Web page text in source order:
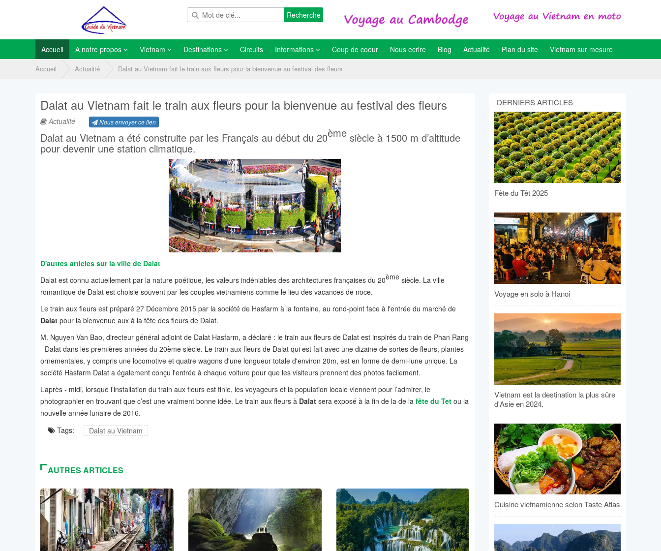
Recherche
Accueil A notre propos Vietnam Destinations Circuits Informations Coup de coeur Nous ecrire Blog Actualité Plan du site Vietnam sur mesure
Accueil Actualité Dalat au Vietnam fait le train aux fleurs pour la bienvenue au festival des fleurs
Dalat au Vietnam fait le train aux fleurs pour la bienvenue au festival des fleurs
Actualité Nous envoyer ce lien
Dalat au Vietnam a été construite par les Français au début du 20ème siècle à 1500 m d’altitude
pour devenir une station climatique.
D'autres articles sur la ville de Dalat
Dalat est connu actuellement par la nature poétique, les valeurs indéniables des architectures françaises du 20ème siècle. La ville
romantique de Dalat est choisie souvent par les couples vietnamiens comme le lieu des vacances de noce.
Le train aux fleurs est préparé 27 Décembre 2015 par la société de Hasfarm à la fontaine, au rond-point face à l'entrée du marché de
Dalat pour la bienvenue aux à la fête des fleurs de Dalat.
M. Nguyen Van Bao, directeur général adjoint de Dalat Hasfarm, a déclaré : le train aux fleurs de Dalat est inspirés du train de Phan Rang
- Dalat dans les premières années du 20ème siècle. Le train aux fleurs de Dalat qui est fait avec une dizaine de sortes de fleurs, plantes
ornementales, y compris une locomotive et quatre wagons d'une longueur totale d'environ 20m, est en forme de demi-lune unique. La
société Hasfarm Dalat a également conçu l'entrée à chaque voiture pour que les visiteurs prennent des photos facilement.
L’après - midi, lorsque l’installation du train aux fleurs est finie, les voyageurs et la population locale viennent pour l’admirer, le
photographier en trouvant que c’est une vraiment bonne idée. Le train aux fleurs à Dalat sera exposé à la fin de la de la fête du Tet ou la
nouvelle année lunaire de 2016.
Tags:
Dalat au Vietnam
AUTRES ARTICLES
DERNIERS ARTICLES
Fête du Têt 2025
Voyage en solo à Hanoi
Vietnam est la destination la plus sûre
d'Asie en 2024.
Cuisine vietnamienne selon Taste Atlas